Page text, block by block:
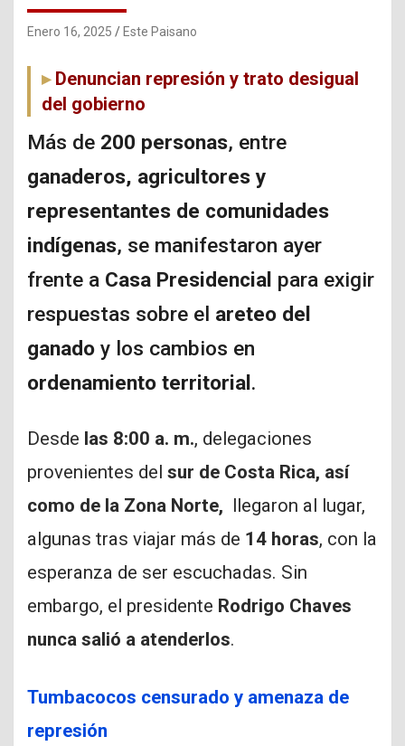
Enero 16, 2025 Este Paisano
Denuncian represión y trato desigual
del gobierno
Más de 200 personas, entre
ganaderos, agricultores y
representantes de comunidades
indígenas, se manifestaron ayer
frente a Casa Presidencial para exigir
respuestas sobre el areteo del
ganado y los cambios en
ordenamiento territorial.
Desde las 8:00 a. m., delegaciones
provenientes del sur de Costa Rica, así
como de la Zona Norte, llegaron al lugar,
algunas tras viajar más de 14 horas, con la
esperanza de ser escuchadas. Sin
embargo, el presidente Rodrigo Chaves
nunca salió a atenderlos.
Tumbacocos censurado y amenaza de
represión